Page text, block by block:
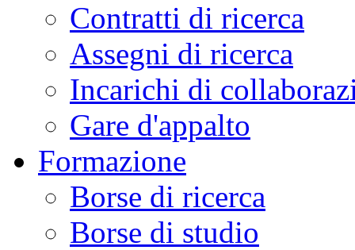
Contratti di ricerca
Assegni di ricerca
Incarichi di
Gare d'appalto
Formazione
Borse di ricerca
Borse di studio